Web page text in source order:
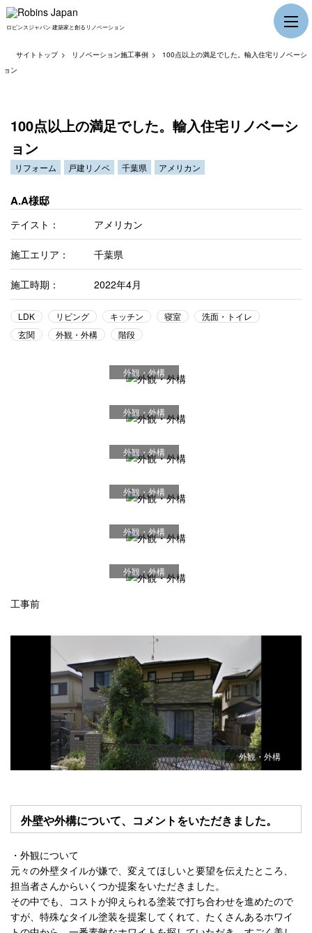
ロビンスジャパン 建築家と創るリノベーション
サイトトップ リノベーション施工事例
100点以上の満足でした。輸入住宅リノベーシ
ョン
100点以上の満足でした。輸入住宅リノベーシ
ョン
リフォーム 戸建リノベ 千葉県 アメリカン
A.A様邸
テイスト： アメリカン
施工エリア： 千葉県
施工時期： 2022年4月
LDK リビング キッチン 寝室
洗面・トイレ
玄関
外観・外構 階段
外観・外構
外観・外構
外観・外構
外観・外構
外観・外構
外観・外構
工事前
外観・外構
外壁や外構について、コメントをいただきました。
・外観について
元々の外壁タイルが嫌で、変えてほしいと要望を伝えたところ、
担当者さんからいくつか提案をいただきました。
その中でも、コストが抑えられる塗装で打ち合わせを進めたので
すが、特殊なタイル塗装を提案してくれて、たくさんあるホワイ